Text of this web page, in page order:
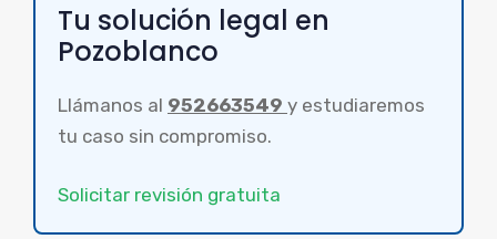
Tu solución legal en
Pozoblanco
Llámanos al 952663549 y estudiaremos
tu caso sin compromiso.
Solicitar revisión gratuita